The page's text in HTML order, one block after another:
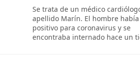
Se trata de un médico
apellido Marín. El hombre
positivo para coronavirus y se
encontraba internado hace un